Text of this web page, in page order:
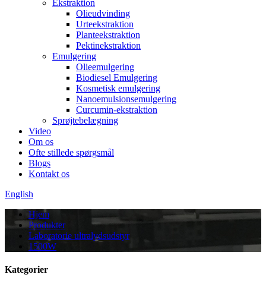
Ekstraktion
Olieudvinding
Urteekstraktion
Planteekstraktion
Pektinekstraktion
Emulgering
Olieemulgering
Biodiesel Emulgering
Kosmetisk emulgering
Nanoemulsionsemulgering
Curcumin-ekstraktion
Sprøjtebelægning
Video
Om os
Ofte stillede spørgsmål
Blogs
Kontakt os
English
Hjem
Produkter
Laboratorie ultralydsudstyr
1500W
Kategorier